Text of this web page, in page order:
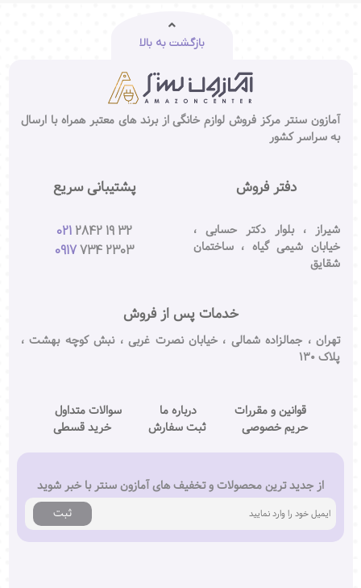
بازگشت به بالا
آمازون سنتر مرکز فروش لوازم خانگی از برند های معتبر همراه با ارسال
به سراسر کشور
دفتر فروش
شیراز ، بلوار دکتر حسابی ،
خیابان شیمی گیاه ، ساختمان
شقایق
پشتیبانی سریع
021 2842 19 32
0917 734 2303
خدمات پس از فروش
تهران ، جمالزاده شمالی ، خیابان نصرت غربی ، نبش کوچه بهشت ،
پلاک ۱۳۰
قوانین و مقررات درباره ما
سوالات متداول
حریم خصوصی
ثبت سفارش خرید قسطی
از جدید ترین محصولات و تخفیف های آمازون سنتر با خبر شوید
ثبت